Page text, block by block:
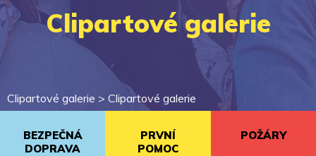
Clipartové galerie
Clipartové galerie > Clipartové galerie
BEZPEČNÁ
DOPRAVA
PRVNÍ
POMOC
POŽÁRY